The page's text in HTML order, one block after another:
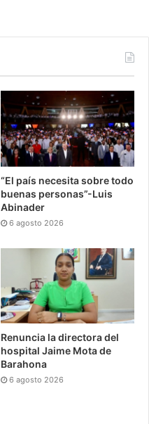
“El país necesita sobre todo
buenas personas”-Luis
Abinader
6 agosto 2026
Renuncia la directora del
hospital Jaime Mota de
Barahona
6 agosto 2026